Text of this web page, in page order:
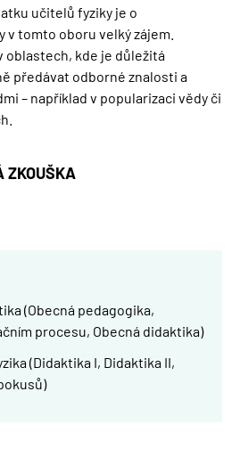
učitelů fyziky je o
tomto oboru velký zájem.
oblastech, kde je důležitá
předávat odborné znalosti a
– například v popularizaci vědy či
ZKOUŠKA
(Obecná pedagogika,
procesu, Obecná didaktika)
(Didaktika I, Didaktika II,